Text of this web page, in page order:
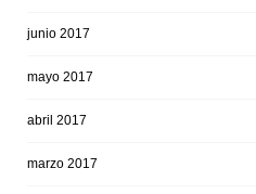
junio 2017
mayo 2017
abril 2017
marzo 2017